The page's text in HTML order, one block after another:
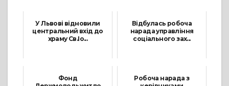
У Львові відновили
центральний вхід до
храму Св.Іо...
Відбулась робоча
нарада управління
соціального зах...
Фонд
Робоча нарада з